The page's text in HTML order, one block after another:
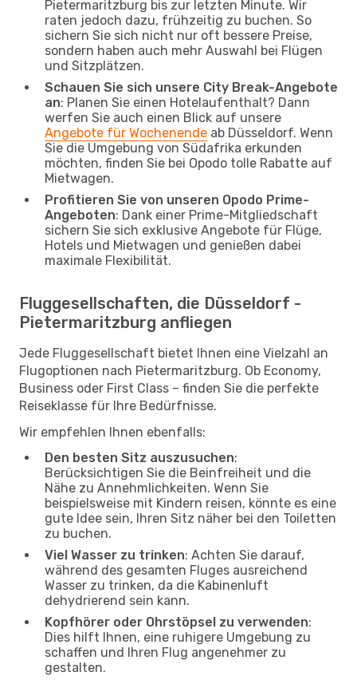
Pietermaritzburg bis zur letzten Minute. Wir
raten jedoch dazu, frühzeitig zu buchen. So
sichern Sie sich nicht nur oft bessere Preise,
sondern haben auch mehr Auswahl bei Flügen
und Sitzplätzen.
Schauen Sie sich unsere City Break-Angebote
an: Planen Sie einen Hotelaufenthalt? Dann
werfen Sie auch einen Blick auf unsere
Angebote für Wochenende ab Düsseldorf. Wenn
Sie die Umgebung von Südafrika erkunden
möchten, finden Sie bei Opodo tolle Rabatte auf
Mietwagen.
Profitieren Sie von unseren Opodo Prime-
Angeboten: Dank einer Prime-Mitgliedschaft
sichern Sie sich exklusive Angebote für Flüge,
Hotels und Mietwagen und genießen dabei
maximale Flexibilität.
Fluggesellschaften, die Düsseldorf -
Pietermaritzburg anfliegen
Jede Fluggesellschaft bietet Ihnen eine Vielzahl an
Flugoptionen nach Pietermaritzburg. Ob Economy,
Business oder First Class – finden Sie die perfekte
Reiseklasse für Ihre Bedürfnisse.
Wir empfehlen Ihnen ebenfalls:
Den besten Sitz auszusuchen:
Berücksichtigen Sie die Beinfreiheit und die
Nähe zu Annehmlichkeiten. Wenn Sie
beispielsweise mit Kindern reisen, könnte es eine
gute Idee sein, Ihren Sitz näher bei den Toiletten
zu buchen.
Viel Wasser zu trinken: Achten Sie darauf,
während des gesamten Fluges ausreichend
Wasser zu trinken, da die Kabinenluft
dehydrierend sein kann.
Kopfhörer oder Ohrstöpsel zu verwenden:
Dies hilft Ihnen, eine ruhigere Umgebung zu
schaffen und Ihren Flug angenehmer zu
gestalten.